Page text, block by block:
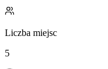
Liczba miejsc
5